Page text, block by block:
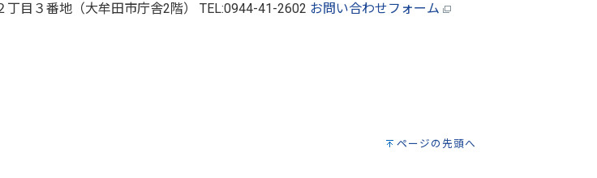
目３番地（大牟田市庁舎2階） TEL:0944-41-2602 お問い合わせフォーム
ページの先頭へ